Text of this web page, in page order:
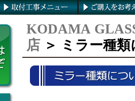
KODAMA
店 ＞ ミラー種